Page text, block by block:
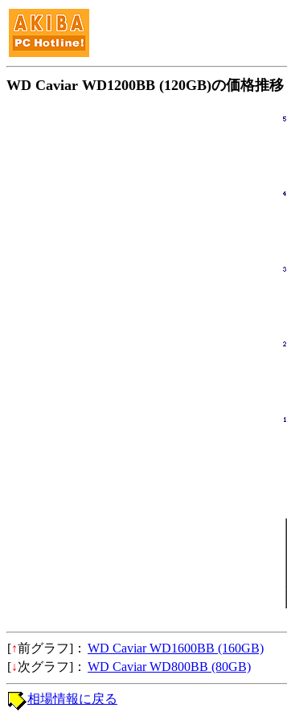
WD Caviar WD1200BB (120GB)の価格推移
[↑前グラフ]： WD Caviar WD1600BB (160GB)
[↓次グラフ]： WD Caviar WD800BB (80GB)
相場情報に戻る